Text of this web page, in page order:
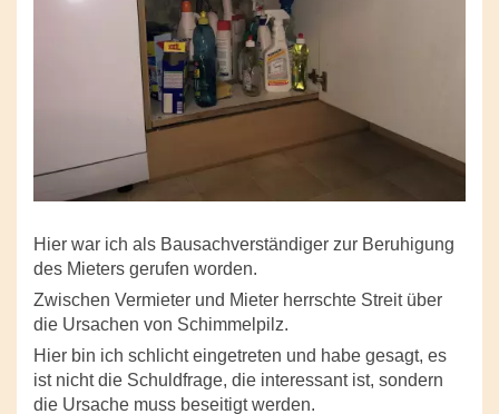
Hier war ich als Bausachverständiger zur Beruhigung
des Mieters gerufen worden.
Zwischen Vermieter und Mieter herrschte Streit über
die Ursachen von Schimmelpilz.
Hier bin ich schlicht eingetreten und habe gesagt, es
ist nicht die Schuldfrage, die interessant ist, sondern
die Ursache muss beseitigt werden.